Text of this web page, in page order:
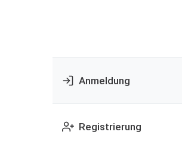
Anmeldung
Registrierung